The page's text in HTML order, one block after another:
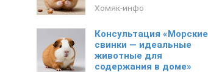
Хомяк-инфо
Консультация «Морские
свинки — идеальные
животные для
содержания в доме»